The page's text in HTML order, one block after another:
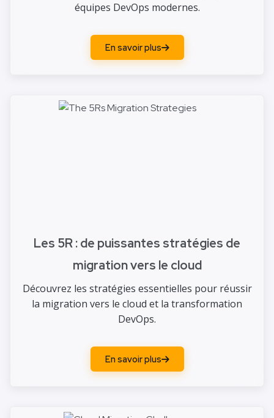
équipes DevOps modernes.
En savoir plus
Les 5R : de puissantes stratégies de
migration vers le cloud
Découvrez les stratégies essentielles pour réussir
la migration vers le cloud et la transformation
DevOps.
En savoir plus